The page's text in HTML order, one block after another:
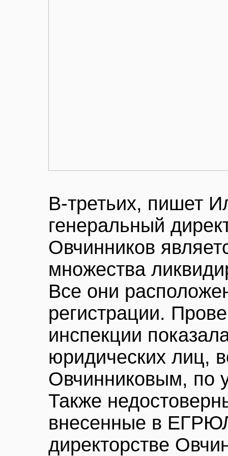
В-третьих, пишет
генеральный
Овчинников
множества
Все они
регистрации.
инспекции
юридических лиц,
Овчинниковым, по
Также
внесенные в
директорстве